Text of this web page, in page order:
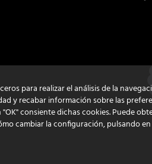
para realizar el análisis de la
y recabar información sobre las
consiente dichas cookies. Puede
cambiar la configuración, pulsando en